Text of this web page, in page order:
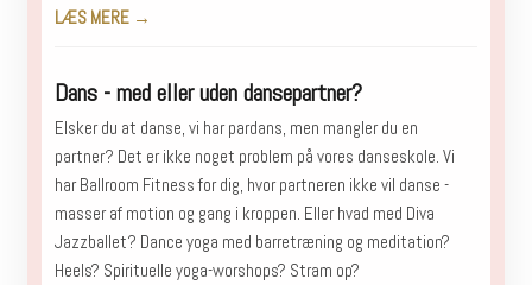
LÆS MERE →
Dans - med eller uden dansepartner?
Elsker du at danse, vi har pardans, men mangler du en
partner? Det er ikke noget problem på vores danseskole. Vi
har Ballroom Fitness for dig, hvor partneren ikke vil danse -
masser af motion og gang i kroppen. Eller hvad med Diva
Jazzballet? Dance yoga med barretræning og meditation?
Heels? Spirituelle yoga-worshops? Stram op?